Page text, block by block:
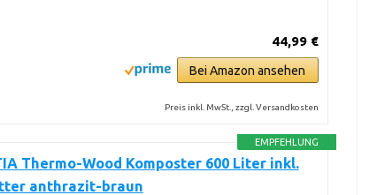
44,99 €
Bei Amazon ansehen
Preis inkl. MwSt., zzgl. Versandkosten
EMPFEHLUNG
Thermo-Wood Komposter 600 Liter inkl.
anthrazit-braun